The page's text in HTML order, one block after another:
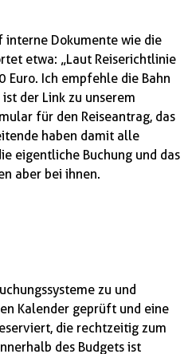
Dokumente wie die
etwa: „Laut Reiserichtlinie
Ich empfehle die Bahn
der Link zu unserem
für den Reiseantrag, das
haben damit alle
eigentliche Buchung und das
aber bei ihnen.
zu und
Kalender geprüft und eine
die rechtzeitig zum
des Budgets ist